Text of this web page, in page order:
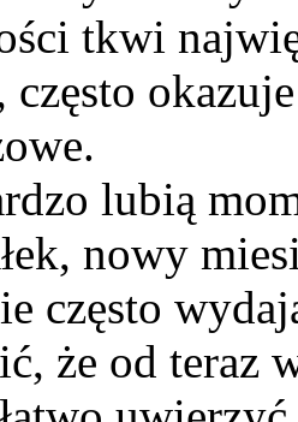
tkwi
często
lubią
nowy
często
że od teraz